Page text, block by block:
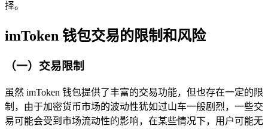
择。
imToken 钱包交易的限制和风险
（一）交易限制
虽然 imToken 钱包提供了丰富的交易功能，但也存在一定的限
制，由于加密货币市场的波动性犹如过山车一般剧烈，一些交
易可能会受到市场流动性的影响，在某些情况下，用户可能无